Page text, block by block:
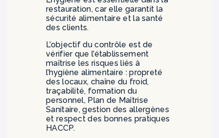
restauration, car elle garantit la
sécurité alimentaire et la santé
des clients.
L’objectif du contrôle est de
vérifier que l’établissement
maîtrise les risques liés à
l’hygiène alimentaire : propreté
des locaux, chaîne du froid,
traçabilité, formation du
personnel, Plan de Maîtrise
Sanitaire, gestion des allergènes
et respect des bonnes pratiques
HACCP.